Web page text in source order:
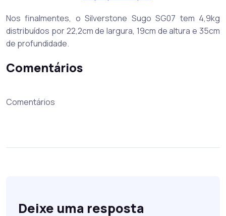
Nos finalmentes, o Silverstone Sugo SG07 tem 4,9kg
distribuídos por 22,2cm de largura, 19cm de altura e 35cm
de profundidade.
Comentários
Comentários
Deixe uma resposta